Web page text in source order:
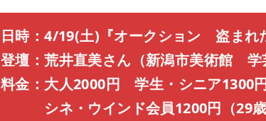
日時：4/19(土)『オークション 盗まれ
登壇：荒井直美さん（新潟市美術館 学
料金：大人2000円 学生・シニア1300
シネ・ウインド会員1200円（29歳